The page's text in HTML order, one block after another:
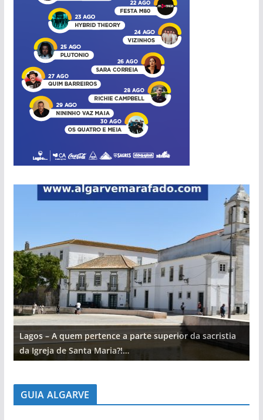
Lagos – A quem pertence a parte superior da sacristia
da Igreja de Santa Maria?!…
GUIA ALGARVE